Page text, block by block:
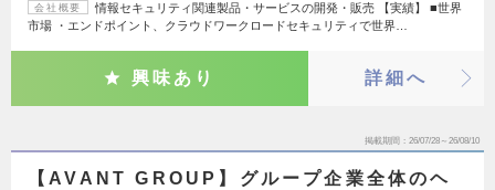
会社概要
情報セキュリティ関連製品・サービスの開発・販売 【実績】 ■世界
市場 ・エンドポイント、クラウドワークロードセキュリティで世界…
興味あり 詳細へ
掲載期間 26/07/28～26/08/10
【AVANT GROUP】グループ企業全体のヘ